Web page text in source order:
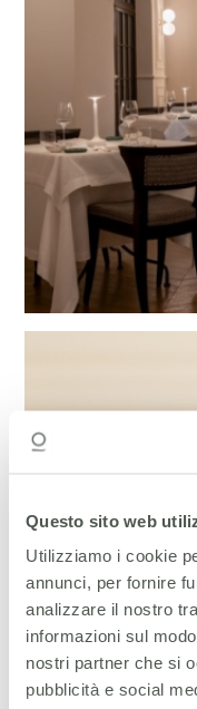
Questo sito web
Utilizziamo i cookie
annunci, per fornire
analizzare il nostro
informazioni sul
nostri partner che si
pubblicità e social